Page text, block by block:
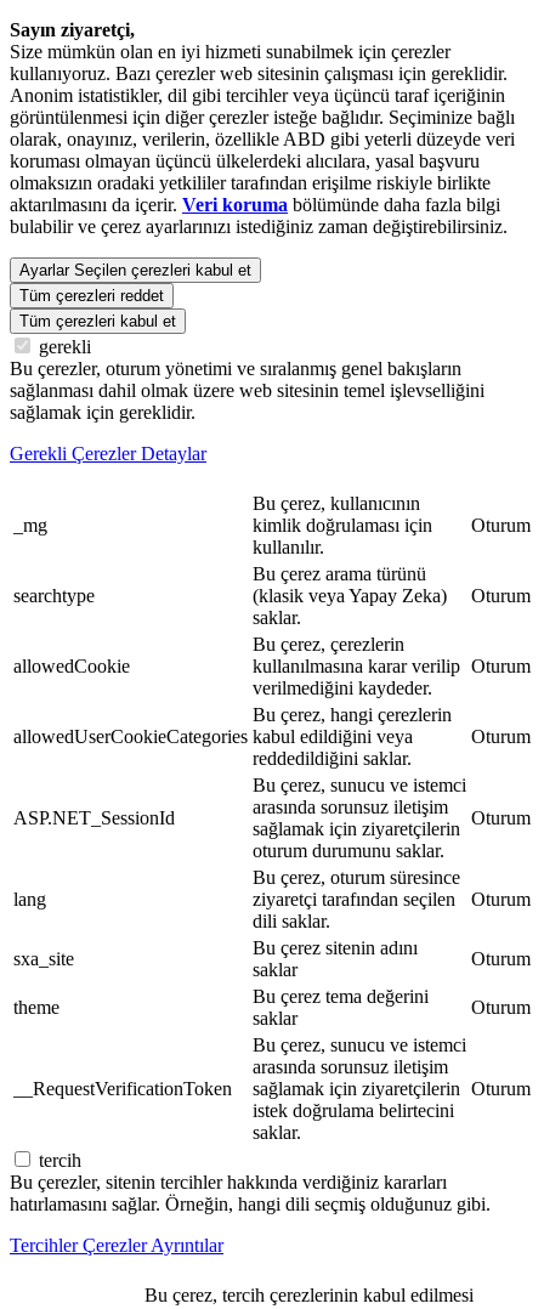
Sayın ziyaretçi,
Size mümkün olan en iyi hizmeti sunabilmek için çerezler
kullanıyoruz. Bazı çerezler web sitesinin çalışması için gereklidir.
Anonim istatistikler, dil gibi tercihler veya üçüncü taraf içeriğinin
görüntülenmesi için diğer çerezler isteğe bağlıdır. Seçiminize bağlı
olarak, onayınız, verilerin, özellikle ABD gibi yeterli düzeyde veri
koruması olmayan üçüncü ülkelerdeki alıcılara, yasal başvuru
olmaksızın oradaki yetkililer tarafından erişilme riskiyle birlikte
aktarılmasını da içerir. Veri koruma bölümünde daha fazla bilgi
bulabilir ve çerez ayarlarınızı istediğiniz zaman değiştirebilirsiniz.
Ayarlar Seçilen çerezleri kabul et
Tüm çerezleri reddet
Tüm çerezleri kabul et
gerekli
Bu çerezler, oturum yönetimi ve sıralanmış genel bakışların
sağlanması dahil olmak üzere web sitesinin temel işlevselliğini
sağlamak için gereklidir.
Gerekli Çerezler Detaylar
_mg
Bu çerez, kullanıcının
kimlik doğrulaması için
kullanılır.
Oturum
searchtype
Bu çerez arama türünü
(klasik veya Yapay Zeka)
saklar.
Oturum
allowedCookie
Bu çerez, çerezlerin
kullanılmasına karar verilip
verilmediğini kaydeder.
Oturum
allowedUserCookieCategories
Bu çerez, hangi çerezlerin
kabul edildiğini veya
reddedildiğini saklar.
Oturum
ASP.NET_SessionId
Bu çerez, sunucu ve istemci
arasında sorunsuz iletişim
sağlamak için ziyaretçilerin
oturum durumunu saklar.
Oturum
lang
Bu çerez, oturum süresince
ziyaretçi tarafından seçilen
dili saklar.
Oturum
sxa_site
Bu çerez sitenin adını
saklar
Oturum
theme
Bu çerez tema değerini
saklar
Oturum
__RequestVerificationToken
Bu çerez, sunucu ve istemci
arasında sorunsuz iletişim
sağlamak için ziyaretçilerin
istek doğrulama belirtecini
saklar.
Oturum
tercih
Bu çerezler, sitenin tercihler hakkında verdiğiniz kararları
hatırlamasını sağlar. Örneğin, hangi dili seçmiş olduğunuz gibi.
Tercihler Çerezler Ayrıntılar
Bu çerez, tercih çerezlerinin kabul edilmesi